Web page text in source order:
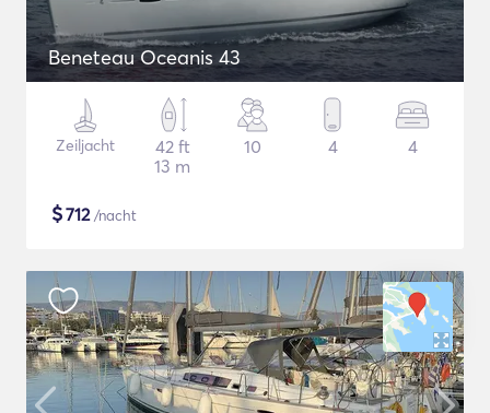
Beneteau Oceanis 43
Zeiljacht
42 ft
13 m
10 4 4
$712/nacht